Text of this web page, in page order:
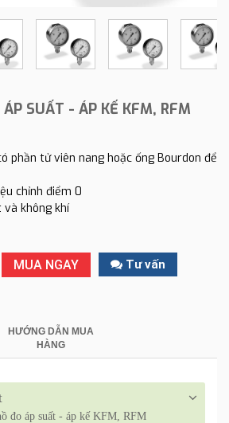
SUẤT - ÁP KẾ KFM, RFM
phần tử viên nang hoặc ống Bourdon để
chỉnh điểm 0
và không khí
MUA NGAY Tư vấn
HƯỚNG DẪN MUA
HÀNG
đo áp suất - áp kế KFM, RFM